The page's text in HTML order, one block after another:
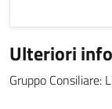
Ulteriori
Gruppo Consiliare: